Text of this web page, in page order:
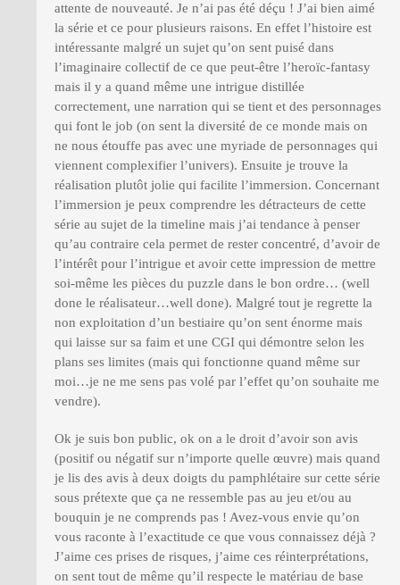
attente de nouveauté. Je n’ai pas été déçu ! J’ai bien aimé
la série et ce pour plusieurs raisons. En effet l’histoire est
intéressante malgré un sujet qu’on sent puisé dans
l’imaginaire collectif de ce que peut-être l’heroïc-fantasy
mais il y a quand même une intrigue distillée
correctement, une narration qui se tient et des personnages
qui font le job (on sent la diversité de ce monde mais on
ne nous étouffe pas avec une myriade de personnages qui
viennent complexifier l’univers). Ensuite je trouve la
réalisation plutôt jolie qui facilite l’immersion. Concernant
l’immersion je peux comprendre les détracteurs de cette
série au sujet de la timeline mais j’ai tendance à penser
qu’au contraire cela permet de rester concentré, d’avoir de
l’intérêt pour l’intrigue et avoir cette impression de mettre
soi-même les pièces du puzzle dans le bon ordre… (well
done le réalisateur…well done). Malgré tout je regrette la
non exploitation d’un bestiaire qu’on sent énorme mais
qui laisse sur sa faim et une CGI qui démontre selon les
plans ses limites (mais qui fonctionne quand même sur
moi…je ne me sens pas volé par l’effet qu’on souhaite me
vendre).
Ok je suis bon public, ok on a le droit d’avoir son avis
(positif ou négatif sur n’importe quelle œuvre) mais quand
je lis des avis à deux doigts du pamphlétaire sur cette série
sous prétexte que ça ne ressemble pas au jeu et/ou au
bouquin je ne comprends pas ! Avez-vous envie qu’on
vous raconte à l’exactitude ce que vous connaissez déjà ?
J’aime ces prises de risques, j’aime ces réinterprétations,
on sent tout de même qu’il respecte le matériau de base